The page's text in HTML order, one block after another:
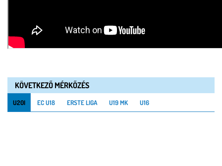
KÖVETKEZŐ MÉRKŐZÉS
U20I EC U18 ERSTE LIGA U19 MK U16